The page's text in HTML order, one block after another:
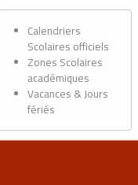
Calendriers
Scolaires officiels
Zones Scolaires
académiques
Vacances & Jours
fériés